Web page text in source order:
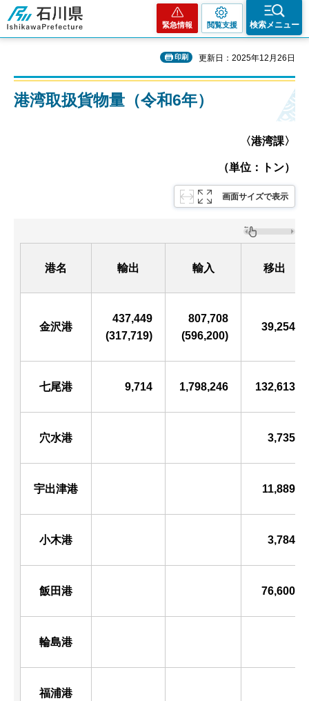
石川県
緊急情報 閲覧支援 検索メニュー
印刷 更新日：2025年12月26日
港湾取扱貨物量（令和6年）
〈港湾課〉
（単位：トン）
画面サイズで表示
港名 輸出 輸入 移出
金沢港
437,449
(317,719)
807,708
(596,200)
39,254
七尾港 9,714 1,798,246 132,613
穴水港 3,735
宇出津港 11,889
小木港 3,784
飯田港 76,600
輪島港
福浦港